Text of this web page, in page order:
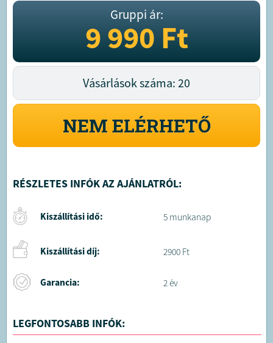
Gruppi ár:
9 990Ft
Vásárlások száma: 20
NEM ELÉRHETŐ
RÉSZLETES INFÓK AZ AJÁNLATRÓL:
Kiszállítási idő: 5 munkanap
Kiszállítási díj: 2900 Ft
Garancia: 2 év
LEGFONTOSABB INFÓK: